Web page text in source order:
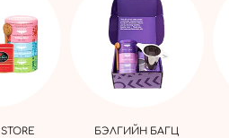
БЭЛГИЙН БАГЦ